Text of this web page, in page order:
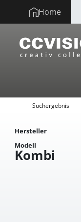
Home
Suchergebnis
Hersteller
Modell
Kombi